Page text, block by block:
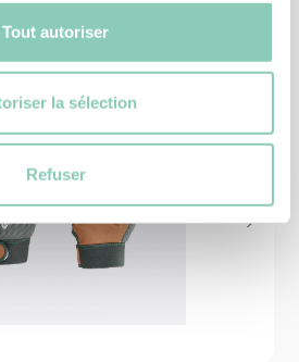
Tout autoriser
la sélection
Refuser